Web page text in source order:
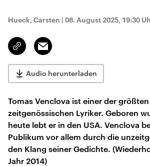
Hueck, Carsten | 08. August 2025, 19:30
Link
kopieren/teilen
Email
Audio herunterladen
Tomas Venclova ist einer der größten
zeitgenössischen Lyriker. Geboren
heute lebt er in den USA. Venclova
Publikum vor allem durch die
den Klang seiner Gedichte.
Jahr 2014)